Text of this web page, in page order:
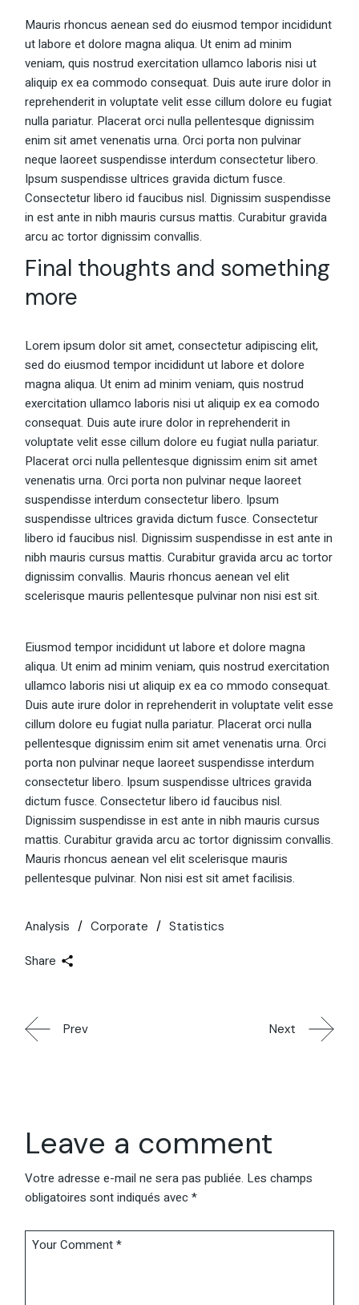
Mauris rhoncus aenean sed do eiusmod tempor incididunt
ut labore et dolore magna aliqua. Ut enim ad minim
veniam, quis nostrud exercitation ullamco laboris nisi ut
aliquip ex ea commodo consequat. Duis aute irure dolor in
reprehenderit in voluptate velit esse cillum dolore eu fugiat
nulla pariatur. Placerat orci nulla pellentesque dignissim
enim sit amet venenatis urna. Orci porta non pulvinar
neque laoreet suspendisse interdum consectetur libero.
Ipsum suspendisse ultrices gravida dictum fusce.
Consectetur libero id faucibus nisl. Dignissim suspendisse
in est ante in nibh mauris cursus mattis. Curabitur gravida
arcu ac tortor dignissim convallis.
Final thoughts and something
more
Lorem ipsum dolor sit amet, consectetur adipiscing elit,
sed do eiusmod tempor incididunt ut labore et dolore
magna aliqua. Ut enim ad minim veniam, quis nostrud
exercitation ullamco laboris nisi ut aliquip ex ea comodo
consequat. Duis aute irure dolor in reprehenderit in
voluptate velit esse cillum dolore eu fugiat nulla pariatur.
Placerat orci nulla pellentesque dignissim enim sit amet
venenatis urna. Orci porta non pulvinar neque laoreet
suspendisse interdum consectetur libero. Ipsum
suspendisse ultrices gravida dictum fusce. Consectetur
libero id faucibus nisl. Dignissim suspendisse in est ante in
nibh mauris cursus mattis. Curabitur gravida arcu ac tortor
dignissim convallis. Mauris rhoncus aenean vel elit
scelerisque mauris pellentesque pulvinar non nisi est sit.
Eiusmod tempor incididunt ut labore et dolore magna
aliqua. Ut enim ad minim veniam, quis nostrud exercitation
ullamco laboris nisi ut aliquip ex ea co mmodo consequat.
Duis aute irure dolor in reprehenderit in voluptate velit esse
cillum dolore eu fugiat nulla pariatur. Placerat orci nulla
pellentesque dignissim enim sit amet venenatis urna. Orci
porta non pulvinar neque laoreet suspendisse interdum
consectetur libero. Ipsum suspendisse ultrices gravida
dictum fusce. Consectetur libero id faucibus nisl.
Dignissim suspendisse in est ante in nibh mauris cursus
mattis. Curabitur gravida arcu ac tortor dignissim convallis.
Mauris rhoncus aenean vel elit scelerisque mauris
pellentesque pulvinar. Non nisi est sit amet facilisis.
Analysis Corporate Statistics
Share
Prev Next
Leave a comment
Votre adresse e-mail ne sera pas publiée. Les champs
obligatoires sont indiqués avec*